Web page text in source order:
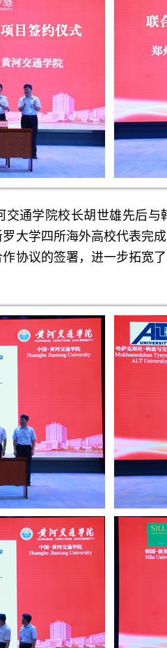
交通学院校长胡世雄先后
大学四所海外高校代表完
协议的签署，进一步拓宽